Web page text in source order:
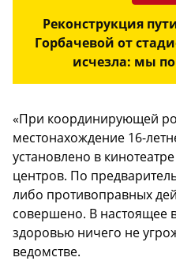
Реконструкция
Горбачевой от
исчезла: мы
«При координирующей
местонахождение 16-
установлено в
центров. По
либо противоправных
совершено. В настоящее
здоровью ничего не
ведомстве.